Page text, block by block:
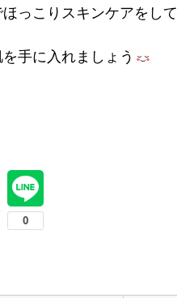
っこりスキンケアをして
手に入れましょう